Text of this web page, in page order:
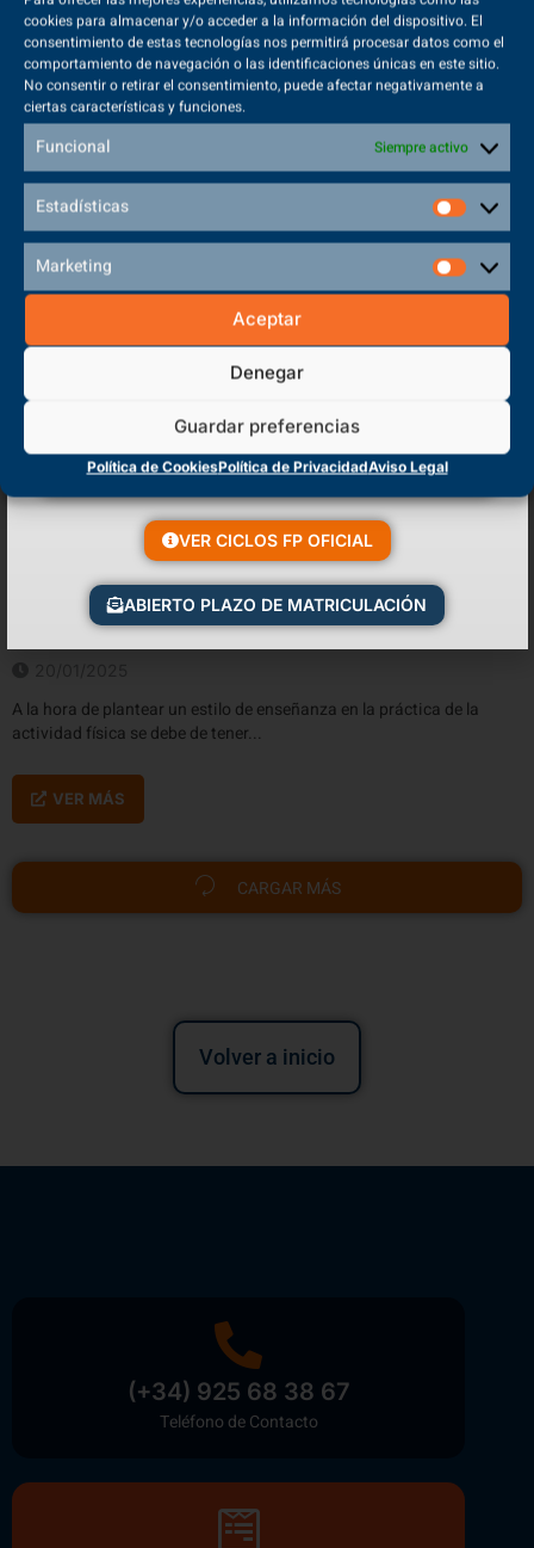
cookies para almacenar y/o acceder a la información del dispositivo. El
consentimiento de estas tecnologías nos permitirá procesar datos como el
comportamiento de navegación o las identificaciones únicas en este sitio.
No consentir o retirar el consentimiento, puede afectar negativamente a
ciertas características y funciones.
Funcional Siempre activo
Estadísticas
Marketing
Aceptar
Denegar
Guardar preferencias
Política de CookiesPolítica de PrivacidadAviso Legal
21/05/2025
¿Cómo conseguir esa mejora de la condición física trabajando
distintos factores? Te lo contamos hoy en nuestro blog.
Estilos de enseñanza de actividades físicas y
deportivas
A la hora de plantear un estilo de enseñanza en la práctica de la
actividad física se debe de tener...
VER MÁS
CARGAR MÁS
Volver a inicio
(+34) 925 68 38 67
Teléfono de Contacto
VER CICLOS FP OFICIAL
ABIERTO PLAZO DE MATRICULACIÓN